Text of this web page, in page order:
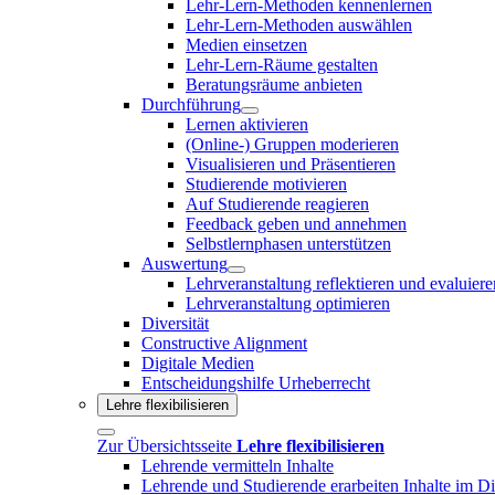
Lehr-Lern-Methoden kennenlernen
Lehr-Lern-Methoden auswählen
Medien einsetzen
Lehr-Lern-Räume gestalten
Beratungsräume anbieten
Durchführung
Lernen aktivieren
(Online-) Gruppen moderieren
Visualisieren und Präsentieren
Studierende motivieren
Auf Studierende reagieren
Feedback geben und annehmen
Selbstlernphasen unterstützen
Auswertung
Lehrveranstaltung reflektieren und
Lehrveranstaltung optimieren
Diversität
Constructive Alignment
Digitale Medien
Entscheidungshilfe Urheberrecht
Lehre flexibilisieren
Zur Übersichtsseite Lehre flexibilisieren
Lehrende vermitteln Inhalte
Lehrende und Studierende erarbeiten Inhalte im